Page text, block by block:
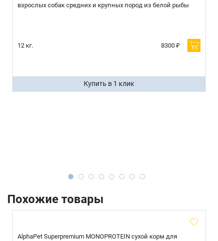
взрослых собак средних и крупных пород из белой рыбы
12 кг. 8300 ₽
Купить в 1 клик
Похожие товары
AlphaPet Superpremium MONOPROTEIN сухой корм для